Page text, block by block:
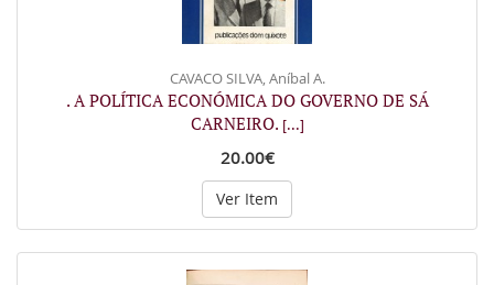
CAVACO SILVA, Aníbal A.
. A POLÍTICA ECONÓMICA DO GOVERNO DE SÁ
CARNEIRO. [...]
20.00€
Ver Item